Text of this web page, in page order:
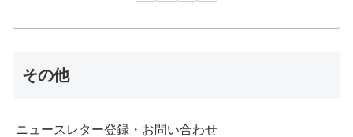
その他
ニュースレター登録・お問い合わせ